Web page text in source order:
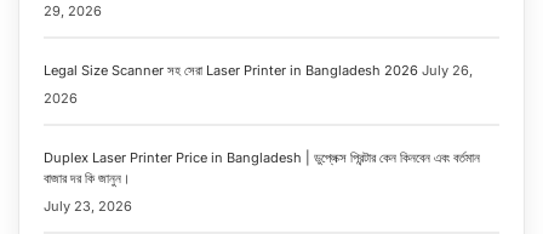
29, 2026
Legal Size Scanner সহ সেরা Laser Printer in Bangladesh 2026 July 26,
2026
Duplex Laser Printer Price in Bangladesh | ডুপ্লেক্স প্রিন্টার কেন কিনবেন এবং বর্তমান
বাজার দর কি জানুন।
July 23, 2026